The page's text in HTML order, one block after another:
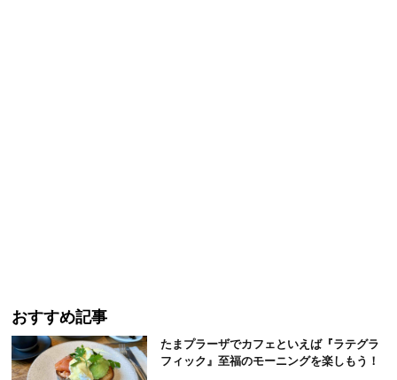
おすすめ記事
たまプラーザでカフェといえば『ラテグラ
フィック』至福のモーニングを楽しもう！